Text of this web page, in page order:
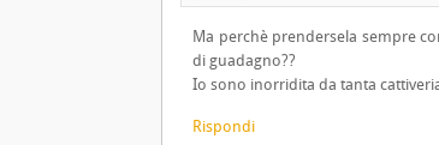
Ma perchè prendersela sempre
di guadagno??
Io sono inorridita da tanta
Rispondi